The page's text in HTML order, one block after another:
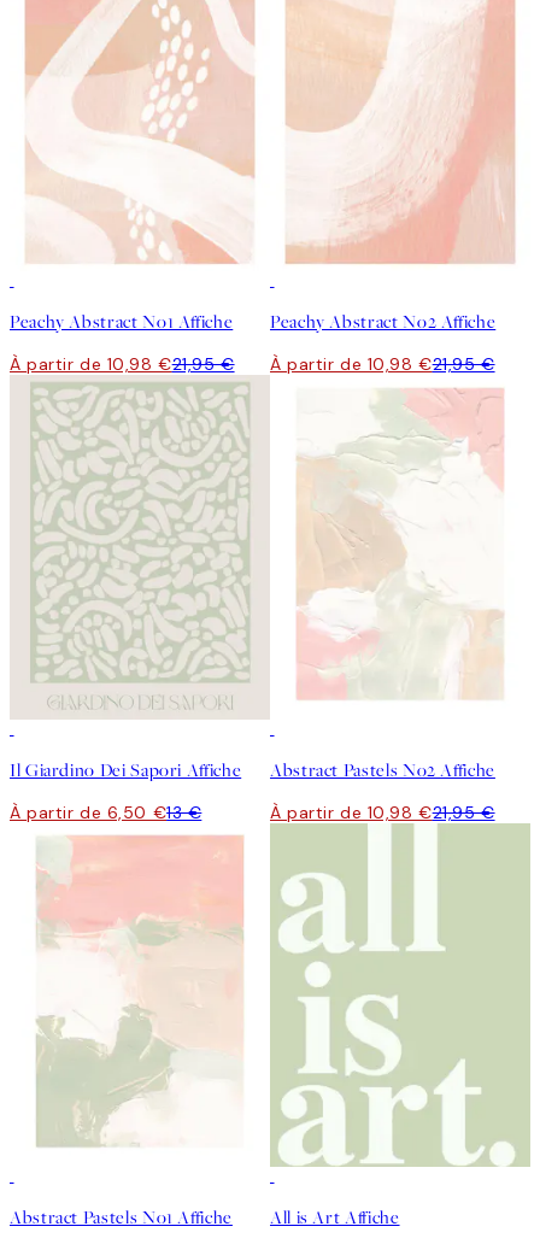
Peachy Abstract No1 Affiche
À partir de 10,98 €21,95 €
Peachy Abstract No2 Affiche
À partir de 10,98 €21,95 €
Il Giardino Dei Sapori Affiche
À partir de 6,50 €13 €
Abstract Pastels No2 Affiche
À partir de 10,98 €21,95 €
Abstract Pastels No1 Affiche All is Art Affiche